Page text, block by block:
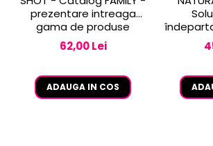
prezentare intreaga
gama de produse
62,00 Lei
ADAUGA IN COS
vopsea